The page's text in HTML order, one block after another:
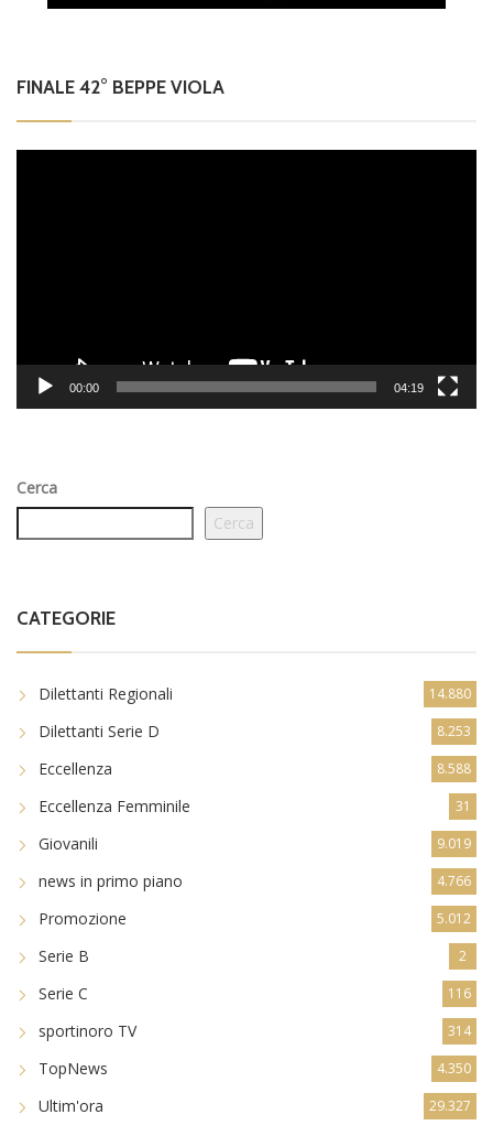
FINALE 42° BEPPE VIOLA
00:00 04:19
Cerca
Cerca
CATEGORIE
Dilettanti Regionali 14.880
Dilettanti Serie D 8.253
Eccellenza 8.588
Eccellenza Femminile 31
Giovanili 9.019
news in primo piano 4.766
Promozione 5.012
Serie B 2
Serie C 116
sportinoro TV 314
TopNews 4.350
Ultim'ora 29.327